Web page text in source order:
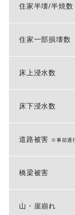
住家半壊/半焼数
住家一部損壊数
床上浸水数
床下浸水数
道路被害 ※事前通
橋梁被害
山・崖崩れ